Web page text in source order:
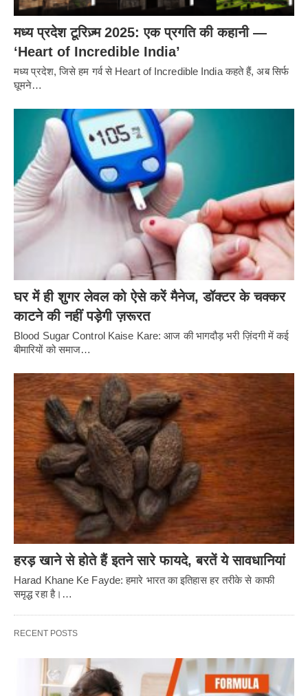
मध्य प्रदेश टूरिज़्म 2025: एक प्रगति की कहानी —
‘Heart of Incredible India’
मध्य प्रदेश, जिसे हम गर्व से Heart of Incredible India कहते हैं, अब सिर्फ
घूमने…
घर में ही शुगर लेवल को ऐसे करें मैनेज, डॉक्टर के चक्कर
काटने की नहीं पड़ेगी ज़रूरत
Blood Sugar Control Kaise Kare: आज की भागदौड़ भरी ज़िंदगी में कई
बीमारियों को समाज…
हरड़ खाने से होते हैं इतने सारे फायदे, बरतें ये सावधानियां
Harad Khane Ke Fayde: हमारे भारत का इतिहास हर तरीके से काफी
समृद्ध रहा है।…
RECENT POSTS